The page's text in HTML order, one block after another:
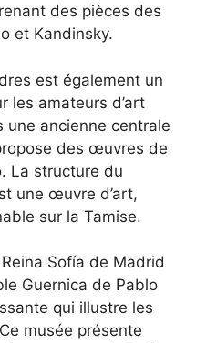
des pièces des
et Kandinsky.
est également un
les amateurs d’art
une ancienne centrale
des œuvres de
La structure du
une œuvre d’art,
sur la Tamise.
Sofía de Madrid
Guernica de Pablo
qui illustre les
musée présente